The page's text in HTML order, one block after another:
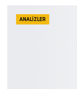
ANALIZLER